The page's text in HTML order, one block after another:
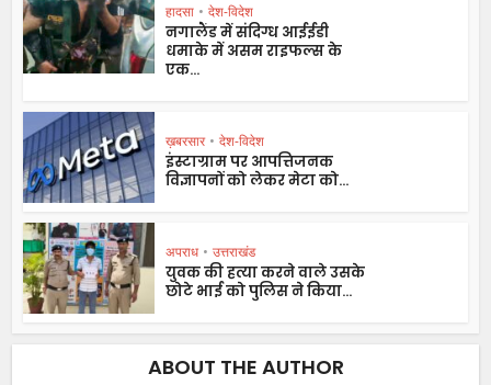
हादसा • देश-विदेश
नगालैंड में संदिग्ध आईईडी
धमाके में असम राइफल्स के
एक...
ख़बरसार • देश-विदेश
इंस्टाग्राम पर आपत्तिजनक
विज्ञापनों को लेकर मेटा को...
अपराध • उत्तराखंड
युवक की हत्या करने वाले उसके
छोटे भाई को पुलिस ने किया...
ABOUT THE AUTHOR